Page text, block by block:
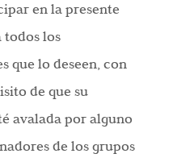
en la presente
los
que lo deseen, con
de que su
avalada por alguno
de los grupos